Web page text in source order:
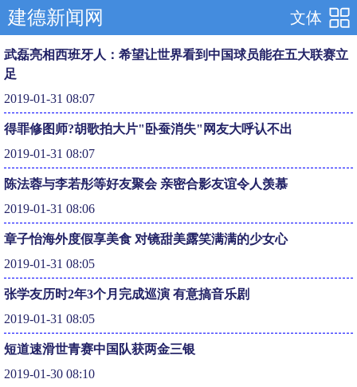
文体
建德新闻网
武磊亮相西班牙人：希望让世界看到中国球员能在五大联赛立
足
2019-01-31 08:07
得罪修图师?胡歌拍大片"卧蚕消失"网友大呼认不出
2019-01-31 08:07
陈法蓉与李若彤等好友聚会 亲密合影友谊令人羡慕
2019-01-31 08:06
章子怡海外度假享美食 对镜甜美露笑满满的少女心
2019-01-31 08:05
张学友历时2年3个月完成巡演 有意搞音乐剧
2019-01-31 08:05
短道速滑世青赛中国队获两金三银
2019-01-30 08:10